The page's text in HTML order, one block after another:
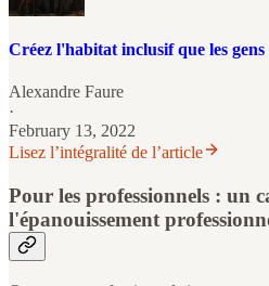
Créez l'habitat inclusif que les
Alexandre Faure
·
February 13, 2022
Lisez l’intégralité de l’article
Pour les professionnels : un
l'épanouissement